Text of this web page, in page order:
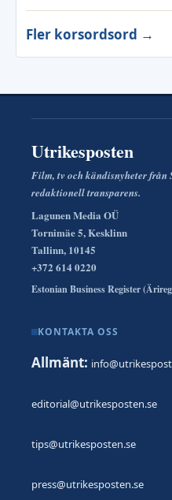
Fler korsordsord →
Utrikesposten
Film, tv och kändisnyheter från
redaktionell transparens.
Lagunen Media OÜ
Tornimäe 5, Kesklinn
Tallinn, 10145
+372 614 0220
Estonian Business Register
KONTAKTA OSS
Allmänt:
editorial@utrikesposten.se
tips@utrikesposten.se
press@utrikesposten.se